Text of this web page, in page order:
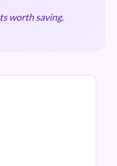
worth saving.